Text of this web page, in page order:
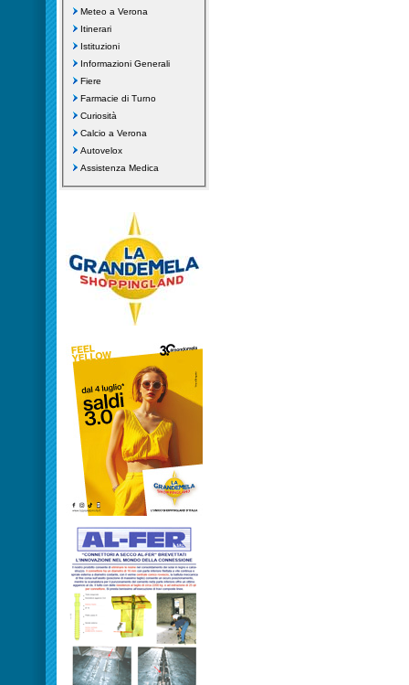
Meteo a Verona
Itinerari
Istituzioni
Informazioni Generali
Fiere
Farmacie di Turno
Curiosità
Calcio a Verona
Autovelox
Assistenza Medica